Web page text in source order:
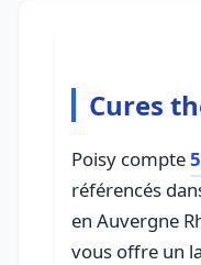
Cures
Poisy compte
référencés
en Auvergne
vous offre un